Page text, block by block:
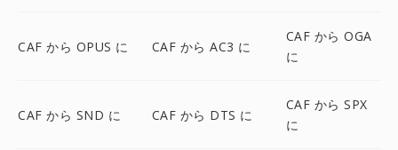
CAF から OPUS に CAF から AC3 に
CAF から OGA
に
CAF から SND に CAF から DTS に
CAF から SPX
に